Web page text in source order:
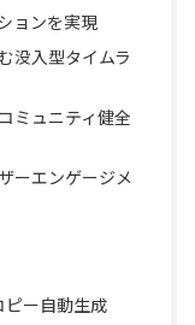
ョンを実現
没入型タイムラ
ミュニティ健全
ーエンゲージメ
ー自動生成